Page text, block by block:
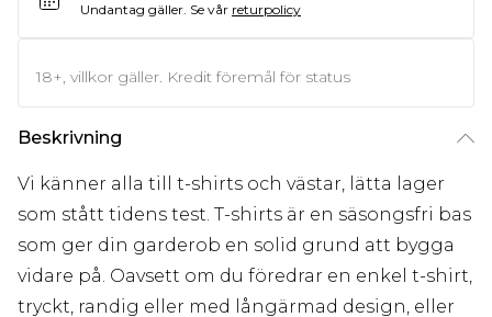
Undantag gäller. Se vår returpolicy
18+, villkor gäller. Kredit föremål för status
Beskrivning
Vi känner alla till t-shirts och västar, lätta lager
som stått tidens test. T-shirts är en säsongsfri bas
som ger din garderob en solid grund att bygga
vidare på. Oavsett om du föredrar en enkel t-shirt,
tryckt, randig eller med långärmad design, eller